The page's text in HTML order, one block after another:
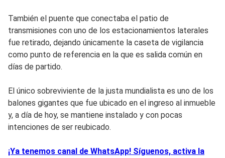
También el puente que conectaba el patio de
transmisiones con uno de los estacionamientos laterales
fue retirado, dejando únicamente la caseta de vigilancia
como punto de referencia en la que es salida común en
días de partido.
El único sobreviviente de la justa mundialista es uno de los
balones gigantes que fue ubicado en el ingreso al inmueble
y, a día de hoy, se mantiene instalado y con pocas
intenciones de ser reubicado.
¡Ya tenemos canal de WhatsApp! Síguenos, activa la